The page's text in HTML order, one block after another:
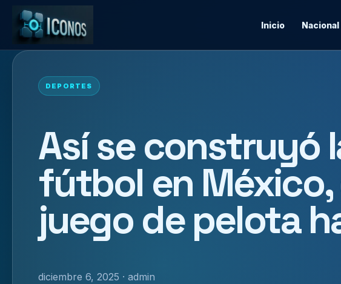
Inicio Nacional
DEPORTES
Así se construyó
fútbol en México,
juego de pelota
diciembre 6, 2025 · admin